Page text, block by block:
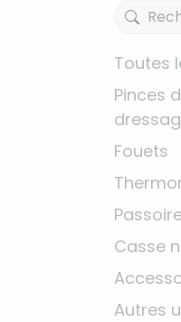
Toutes
Pinces
Fouets
Casse
Autres